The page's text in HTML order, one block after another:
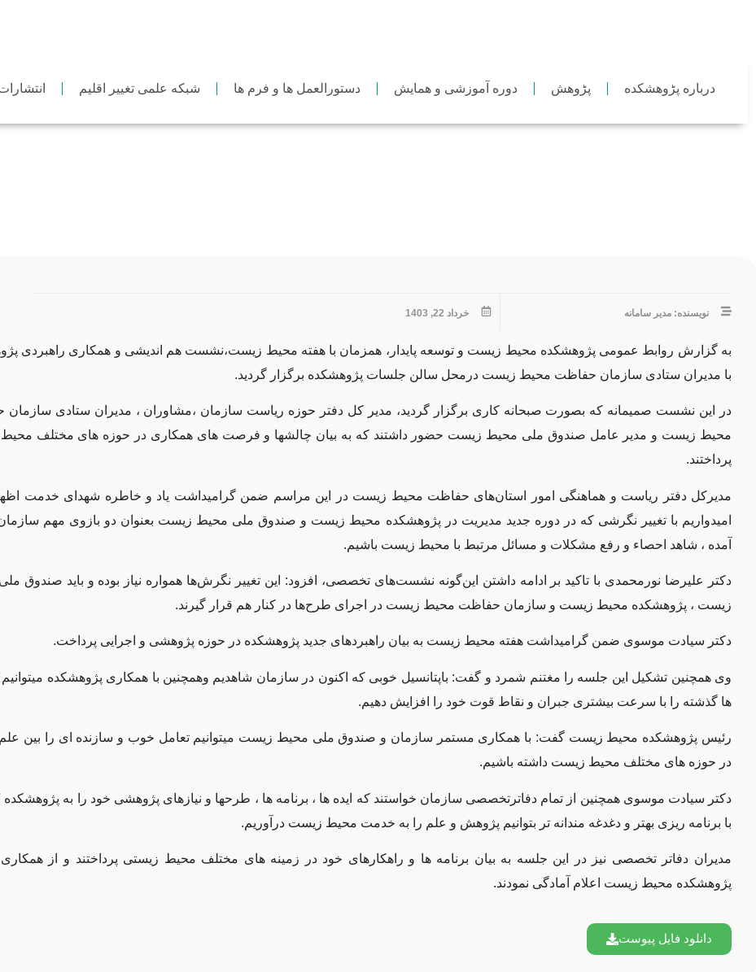
درباره پڑوهشکده پڑوهش دوره آموزشی و همایش دستورالعمل ها و فرم ها شبکه علمی تغییر اقلیم
نویسنده: مدیر سامانه خرداد 22, 1403
به گزارش روابط عمومی پژوهشکده محیط زیست و توسعه پایدار، همزمان با هفته محیط زیست،نشست هم اندیشی و همکاری راهبردی
با مدیران ستادی سازمان حفاظت محیط زیست درمحل سالن جلسات پژوهشکده برگزار گردید.
در این نشست صمیمانه که بصورت صبحانه کاری برگزار گردید، مدیر کل دفتر حوزه ریاست سازمان ،مشاوران ، مدیران ستادی
محیط زیست و مدیر عامل صندوق ملی محیط زیست حضور داشتند که به بیان چالشها و فرصت های همکاری در حوزه های مختلف
پرداختند.
مدیرکل دفتر ریاست و هماهنگی امور استان‌های حفاظت محیط زیست در این مراسم ضمن گرامیداشت یاد و خاطره شهدای خدمت
امیدواریم با تغییر نگرشی که در دوره جدید مدیریت در پژوهشکده محیط زیست و صندوق ملی محیط زیست بعنوان دو بازوی مهم
آمده ، شاهد احصاء و رفع مشکلات و مسائل مرتبط با محیط زیست باشیم.
دکتر علیرضا نورمحمدی با تاکید بر ادامه داشتن این‌گونه نشست‌های تخصصی، افزود: این تغییر نگرش‌ها همواره نیاز بوده و باید صندوق
زیست ، پژوهشکده محیط زیست و سازمان حفاظت محیط زیست در اجرای طرح‌ها در کنار هم قرار گیرند.
دکتر سیادت موسوی ضمن گرامیداشت هفته محیط زیست به بیان راهبردهای جدید پژوهشکده در حوزه پژوهشی و اجرایی پرداخت.
وی همچنین تشکیل این جلسه را مغتنم شمرد و گفت: باپتانسیل خوبی که اکنون در سازمان شاهدیم وهمچنین با همکاری پژوهشکده
ها گذشته را با سرعت بیشتری جبران و نقاط قوت خود را افزایش دهیم.
رئیس پژوهشکده محیط زیست گفت: با همکاری مستمر سازمان و صندوق ملی محیط زیست میتوانیم تعامل خوب و سازنده ای را بین علم
در حوزه های مختلف محیط زیست داشته باشیم.
دکتر سیادت موسوی همچنین از تمام دفاترتخصصی سازمان خواستند که ایده ها ، برنامه ها ، طرحها و نیازهای پژوهشی خود را به پژوهشکده
با برنامه ریزی بهتر و دغدغه مندانه تر بتوانیم پژوهش و علم را به خدمت محیط زیست درآوریم.
مدیران دفاتر تخصصی نیز در این جلسه به بیان برنامه ها و راهکارهای خود در زمینه های مختلف محیط زیستی پرداختند و از همکاری
پژوهشکده محیط زیست اعلام آمادگی نمودند.
دانلود فایل پیوست